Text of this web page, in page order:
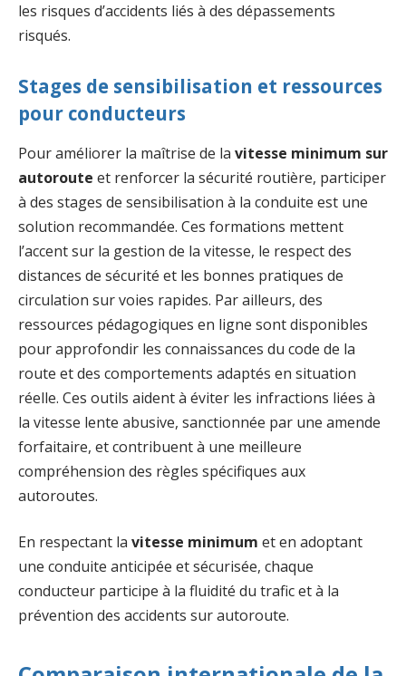
les risques d’accidents liés à des dépassements
risqués.
Stages de sensibilisation et ressources
pour conducteurs
Pour améliorer la maîtrise de la vitesse minimum sur
autoroute et renforcer la sécurité routière, participer
à des stages de sensibilisation à la conduite est une
solution recommandée. Ces formations mettent
l’accent sur la gestion de la vitesse, le respect des
distances de sécurité et les bonnes pratiques de
circulation sur voies rapides. Par ailleurs, des
ressources pédagogiques en ligne sont disponibles
pour approfondir les connaissances du code de la
route et des comportements adaptés en situation
réelle. Ces outils aident à éviter les infractions liées à
la vitesse lente abusive, sanctionnée par une amende
forfaitaire, et contribuent à une meilleure
compréhension des règles spécifiques aux
autoroutes.
En respectant la vitesse minimum et en adoptant
une conduite anticipée et sécurisée, chaque
conducteur participe à la fluidité du trafic et à la
prévention des accidents sur autoroute.